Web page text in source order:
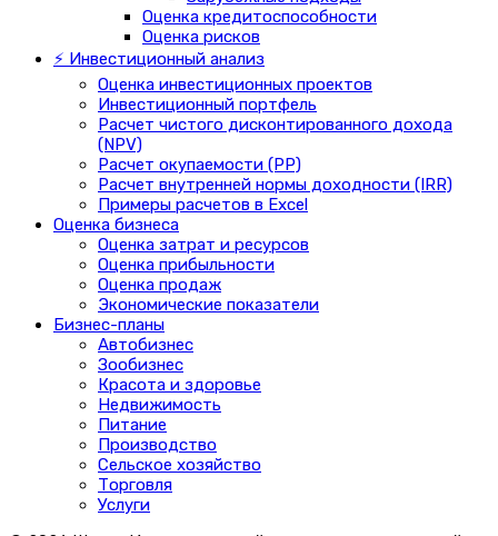
Оценка кредитоспособности
Оценка рисков
⚡ Инвестиционный анализ
Оценка инвестиционных проектов
Инвестиционный портфель
Расчет чистого дисконтированного дохода
(NPV)
Расчет окупаемости (PP)
Расчет внутренней нормы доходности (IRR)
Примеры расчетов в Excel
Оценка бизнеса
Оценка затрат и ресурсов
Оценка прибыльности
Оценка продаж
Экономические показатели
Бизнес-планы
Автобизнес
Зообизнес
Красота и здоровье
Недвижимость
Питание
Производство
Сельское хозяйство
Торговля
Услуги